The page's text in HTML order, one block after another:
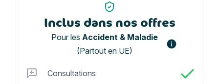
Inclus dans nos offres
Pour les Accident & Maladie
(Partout en UE)
Consultations